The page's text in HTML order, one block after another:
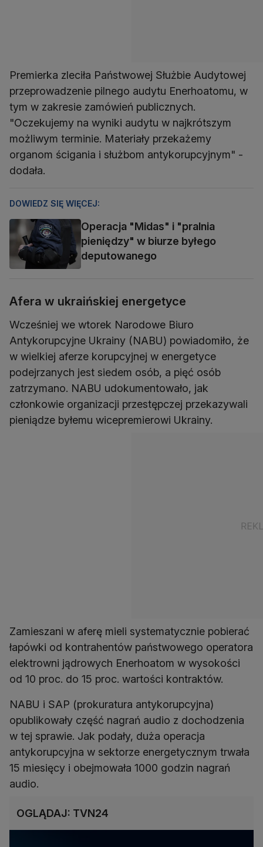
Premierka zleciła Państwowej Służbie Audytowej
przeprowadzenie pilnego audytu Enerhoatomu, w
tym w zakresie zamówień publicznych.
"Oczekujemy na wyniki audytu w najkrótszym
możliwym terminie. Materiały przekażemy
organom ścigania i służbom antykorupcyjnym" -
dodała.
DOWIEDZ SIĘ WIĘCEJ:
Operacja "Midas" i "pralnia
pieniędzy" w biurze byłego
deputowanego
Afera w ukraińskiej energetyce
Wcześniej we wtorek Narodowe Biuro
Antykorupcyjne Ukrainy (NABU) powiadomiło, że
w wielkiej aferze korupcyjnej w energetyce
podejrzanych jest siedem osób, a pięć osób
zatrzymano. NABU udokumentowało, jak
członkowie organizacji przestępczej przekazywali
pieniądze byłemu wicepremierowi Ukrainy.
Zamieszani w aferę mieli systematycznie pobierać
łapówki od kontrahentów państwowego operatora
elektrowni jądrowych Enerhoatom w wysokości
od 10 proc. do 15 proc. wartości kontraktów.
NABU i SAP (prokuratura antykorupcyjna)
opublikowały część nagrań audio z dochodzenia
w tej sprawie. Jak podały, duża operacja
antykorupcyjna w sektorze energetycznym trwała
15 miesięcy i obejmowała 1000 godzin nagrań
audio.
OGLĄDAJ: TVN24